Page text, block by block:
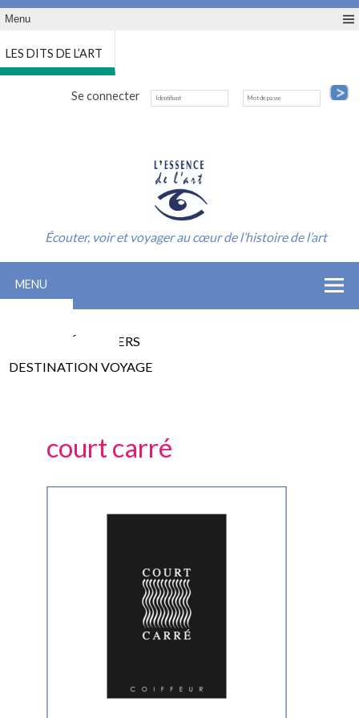
Menu
LES DITS DE L’ART
Se connecter
Écouter, voir et voyager au cœur de l’histoire de l’art
MENU
LES CONFÉRENCIERS
DESTINATION VOYAGE
court carré